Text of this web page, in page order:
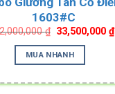
1603#C
₫ Original
was:
52,000,000 ₫.
33,500,000 ₫
MUA NHANH